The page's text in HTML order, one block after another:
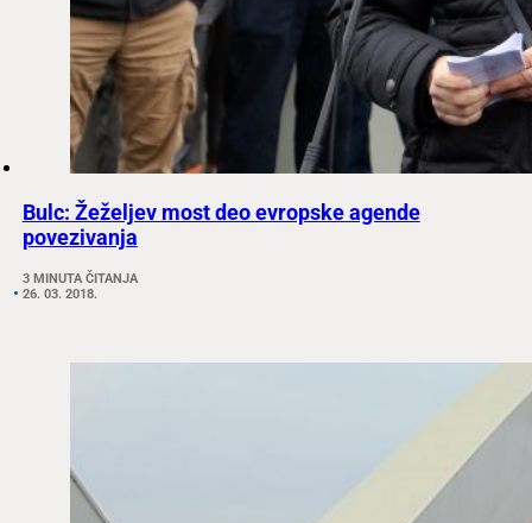
Bulc: Žeželjev most deo evropske agende
povezivanja
3 MINUTA ČITANJA
26. 03. 2018.